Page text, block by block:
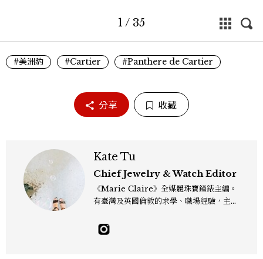
1 / 35
#美洲豹 #Cartier #Panthere de Cartier
分享 收藏
Kate Tu
Chief Jewelry & Watch Editor
《Marie Claire》全媒體珠寶鐘錶主編。
有臺灣及英國倫敦的求學、職場經驗，主修
佳人》編輯工作內容，包括錶展等國際活動
採訪、珠寶市場動態等專題，及視覺拍攝執